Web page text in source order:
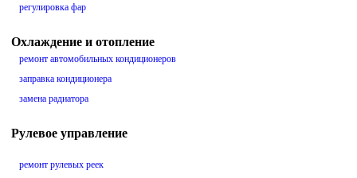
регулировка фар
Охлаждение и отопление
ремонт автомобильных кондиционеров
заправка кондиционера
замена радиатора
Рулевое управление
ремонт рулевых реек